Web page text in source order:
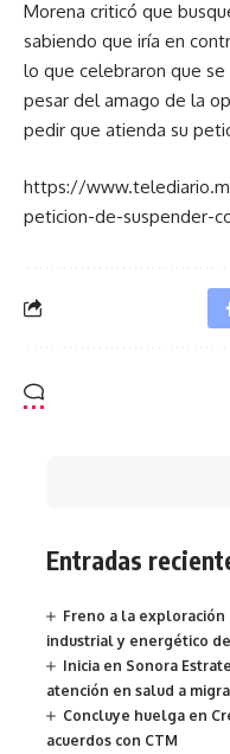
Morena criticó que
sabiendo que iría en
lo que celebraron que
pesar del amago de la
pedir que atienda su
https://
peticion-de-suspender-
Entradas
Freno a la
industrial y energético
Inicia en Sonora
atención en salud a
Concluye huelga en
acuerdos con CTM